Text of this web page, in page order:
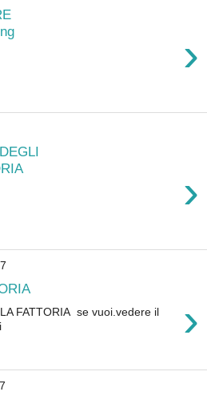
›
›
›
FATTORIA se vuoi.vedere il